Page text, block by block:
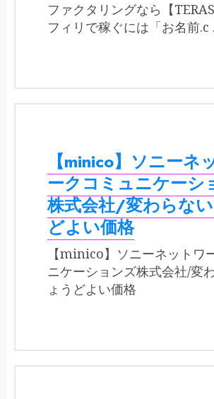
ファクタリングなら【
フィリで稼ぐには「お名前
【minico】ソニーネ
ークコミュニケーシ
株式会社/変わらな
どよい価格
【minico】ソニーネットワ
ニケーションズ株式会社/変
ょうどよい価格